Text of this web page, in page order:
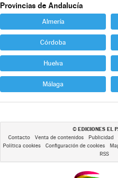
Provincias de Andalucía
Almería
Córdoba
Huelva
Málaga
© EDICIONES EL
Contacto Venta de contenidos Publicidad
Política cookies
Configuración de cookies
RSS